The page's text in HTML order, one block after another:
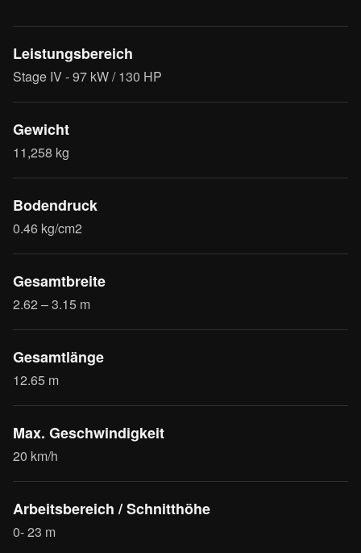
Leistungsbereich
Stage IV - 97 kW / 130 HP
Gewicht
11,258 kg
Bodendruck
0.46 kg/cm2
Gesamtbreite
2.62 – 3.15 m
Gesamtlänge
12.65 m
Max. Geschwindigkeit
20 km/h
Arbeitsbereich / Schnitthöhe
0- 23 m